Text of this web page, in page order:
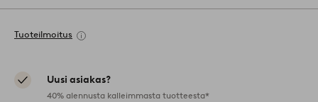
Tuoteilmoitus
Uusi asiakas?
40% alennusta kalleimmasta tuotteesta*